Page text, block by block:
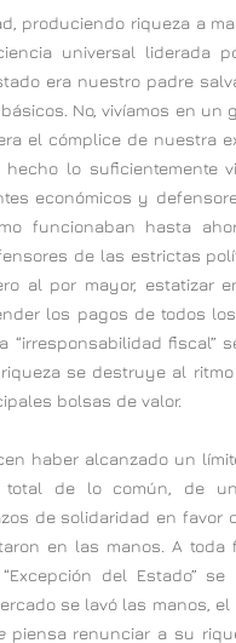
produciendo riqueza a
universal liderada
era nuestro padre
No, vivíamos en un
el cómplice de nuestra
hecho lo
económicos y
funcionaban hasta
de las estrictas
al por mayor, estatizar
los pagos de todos
“irresponsabilidad fiscal”
se destruye al
bolsas de valor.
haber alcanzado un
total de lo común, de
de solidaridad en favor
en las manos. A
del Estado”
se lavó las manos,
piensa renunciar a su